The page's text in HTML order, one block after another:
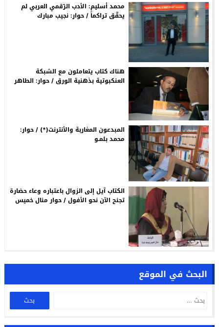
محمد أسليم: الأدب الرّقمي العربي لم
يحقّق تراكماً / حوار: نجيب مبارك
هناك كتاب يتعاملون مع الشبكة
العنكبوتية بذهنية الورق / حوار: الطاهر
المبدعون المغاربة والأنترنت(*) / حوار:
محمد بلمـو
الكتاب آيل إلى الزوال باعتباره وعاء حضارة
تجنح الآن نحو الأفول / حوار منال خميس
البحث في الموقع